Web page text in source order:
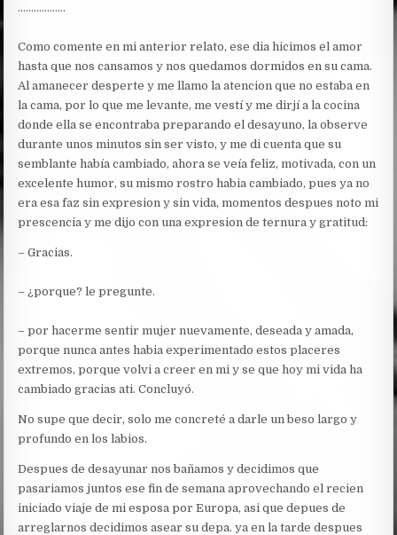
………………
Como comente en mi anterior relato, ese dia hicimos el amor
hasta que nos cansamos y nos quedamos dormidos en su cama.
Al amanecer desperte y me llamo la atencion que no estaba en
la cama, por lo que me levante, me vestí y me dirjí a la cocina
donde ella se encontraba preparando el desayuno, la observe
durante unos minutos sin ser visto, y me di cuenta que su
semblante había cambiado, ahora se veía feliz, motivada, con un
excelente humor, su mismo rostro habia cambiado, pues ya no
era esa faz sin expresion y sin vida, momentos despues noto mi
prescencia y me dijo con una expresion de ternura y gratitud:
– Gracias.
– ¿porque? le pregunte.
– por hacerme sentir mujer nuevamente, deseada y amada,
porque nunca antes habia experimentado estos placeres
extremos, porque volvi a creer en mi y se que hoy mi vida ha
cambiado gracias ati. Concluyó.
No supe que decir, solo me concreté a darle un beso largo y
profundo en los labios.
Despues de desayunar nos bañamos y decidimos que
pasariamos juntos ese fin de semana aprovechando el recien
iniciado viaje de mi esposa por Europa, asi que depues de
arreglarnos decidimos asear su depa. ya en la tarde despues